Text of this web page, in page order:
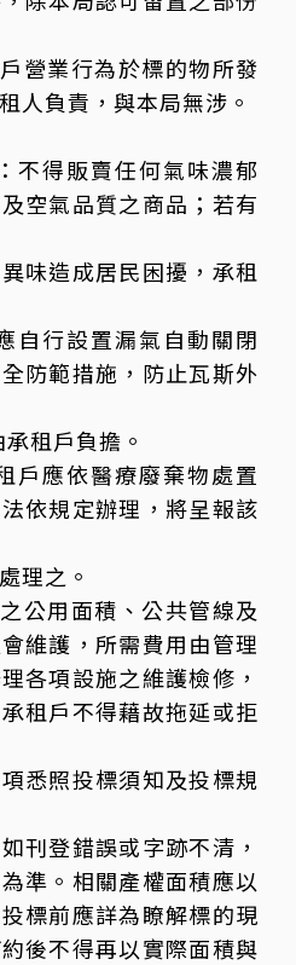
營業行為於標的物所發
人負責，與本局無涉。
不得販賣任何氣味濃郁
空氣品質之商品；若有
味造成居民困擾，承租
自行設置漏氣自動關閉
防範措施，防止瓦斯外
租戶負擔。
戶應依醫療廢棄物處置
依規定辦理，將呈報該
理之。
公用面積、公共管線及
維護，所需費用由管理
各項設施之維護檢修，
租戶不得藉故拖延或拒
悉照投標須知及投標規
刊登錯誤或字跡不清，
準。相關產權面積應以
標前應詳為瞭解標的現
後不得再以實際面積與